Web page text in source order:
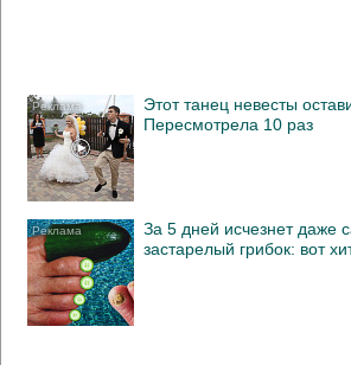
Этот танец невесты
Пересмотрела 10 раз
За 5 дней исчезнет даже
застарелый грибок: вот